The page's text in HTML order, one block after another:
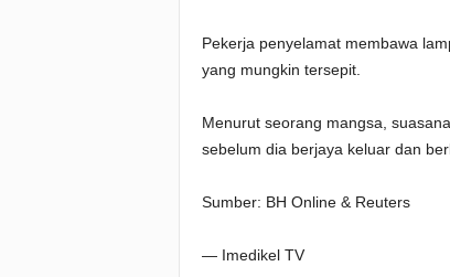
Pekerja penyelamat membawa
yang mungkin tersepit.
Menurut seorang mangsa,
sebelum dia berjaya keluar dan
Sumber: BH Online & Reuters
— Imedikel TV